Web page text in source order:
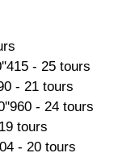
- 25 tours
- 21 tours
- 24 tours
tours
- 20 tours